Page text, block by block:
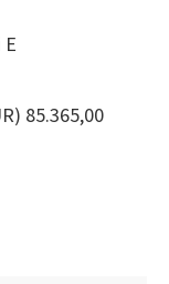
85.365,00